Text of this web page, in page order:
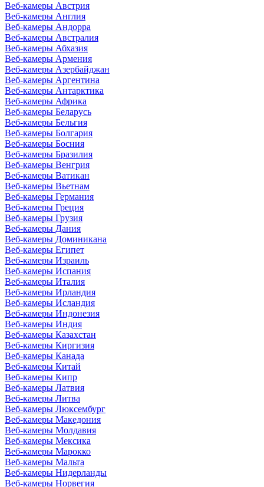
Веб-камеры Австрия
Веб-камеры Англия
Веб-камеры Андорра
Веб-камеры Австралия
Веб-камеры Абхазия
Веб-камеры Армения
Веб-камеры Азербайджан
Веб-камеры Аргентина
Веб-камеры Антарктика
Веб-камеры Африка
Веб-камеры Беларусь
Веб-камеры Бельгия
Веб-камеры Болгария
Веб-камеры Босния
Веб-камеры Бразилия
Веб-камеры Венгрия
Веб-камеры Ватикан
Веб-камеры Вьетнам
Веб-камеры Германия
Веб-камеры Греция
Веб-камеры Грузия
Веб-камеры Дания
Веб-камеры Доминикана
Веб-камеры Египет
Веб-камеры Израиль
Веб-камеры Испания
Веб-камеры Италия
Веб-камеры Ирландия
Веб-камеры Исландия
Веб-камеры Индонезия
Веб-камеры Индия
Веб-камеры Казахстан
Веб-камеры Киргизия
Веб-камеры Канада
Веб-камеры Китай
Веб-камеры Кипр
Веб-камеры Латвия
Веб-камеры Литва
Веб-камеры Люксембург
Веб-камеры Македония
Веб-камеры Молдавия
Веб-камеры Мексика
Веб-камеры Марокко
Веб-камеры Мальта
Веб-камеры Нидерланды
Веб-камеры Норвегия